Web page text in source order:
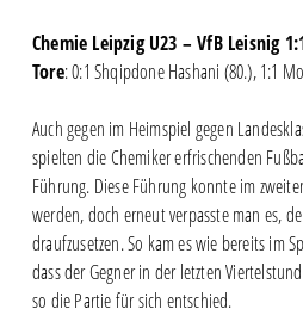
Chemie Leipzig U23 – VfB Leisnig
Tore: 0:1 Shqipdone Hashani (80.), 1:1
Auch gegen im Heimspiel gegen
spielten die Chemiker erfrischenden
Führung. Diese Führung konnte im
werden, doch erneut verpasste man es,
draufzusetzen. So kam es wie bereits im
dass der Gegner in der letzten
so die Partie für sich entschied.